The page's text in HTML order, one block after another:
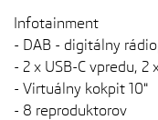
Infotainment
- DAB - digitálny
- 2 x USB-C vpredu, 2
- Virtuálny kokpit 10"
- 8 reproduktorov